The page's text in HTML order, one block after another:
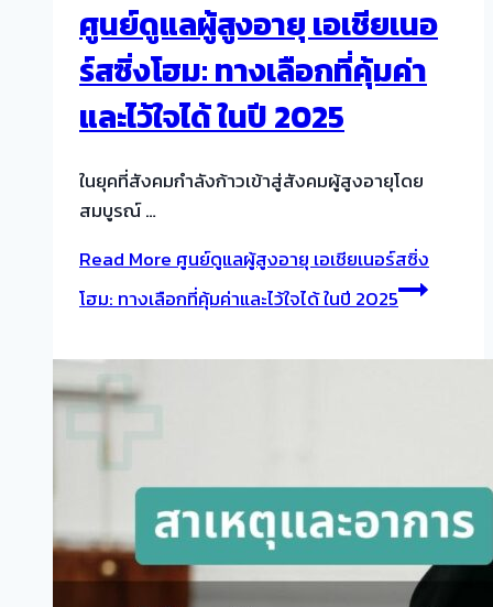
ศูนย์ดูแลผู้สูงอายุ เอเชียเนอ
ร์สซิ่งโฮม: ทางเลือกที่คุ้มค่า
และไว้ใจได้ ในปี 2025
ในยุคที่สังคมกำลังก้าวเข้าสู่สังคมผู้สูงอายุโดย
สมบูรณ์ …
Read More ศูนย์ดูแลผู้สูงอายุ เอเชียเนอร์สซิ่ง
โฮม: ทางเลือกที่คุ้มค่าและไว้ใจได้ ในปี 2025